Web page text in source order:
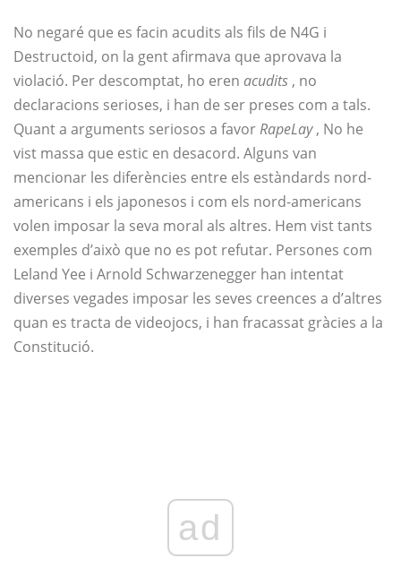
No negaré que es facin acudits als fils de N4G i
Destructoid, on la gent afirmava que aprovava la
violació. Per descomptat, ho eren acudits , no
declaracions serioses, i han de ser preses com a tals.
Quant a arguments seriosos a favorRapeLay, No he
vist massa que estic en desacord. Alguns van
mencionar les diferències entre els estàndards nord-
americans i els japonesos i com els nord-americans
volen imposar la seva moral als altres. Hem vist tants
exemples d’això que no es pot refutar. Persones com
Leland Yee i Arnold Schwarzenegger han intentat
diverses vegades imposar les seves creences a d’altres
quan es tracta de videojocs, i han fracassat gràcies a la
Constitució.
ad